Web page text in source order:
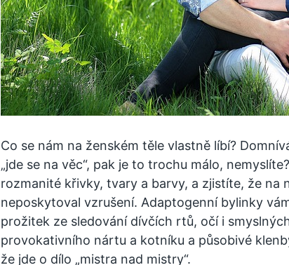
Co se nám na ženském těle vlastně líbí?
„jde se na věc“, pak je to trochu málo,
rozmanité křivky, tvary a barvy, a zjistíte, že na
neposkytoval vzrušení. Adaptogenní bylinky
prožitek ze sledování dívčích rtů, očí i
provokativního nártu a kotníku a působivé
že jde o dílo „mistra nad mistry“.